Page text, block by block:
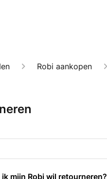
Robi aankopen
ik mijn Robi wil retourneren?